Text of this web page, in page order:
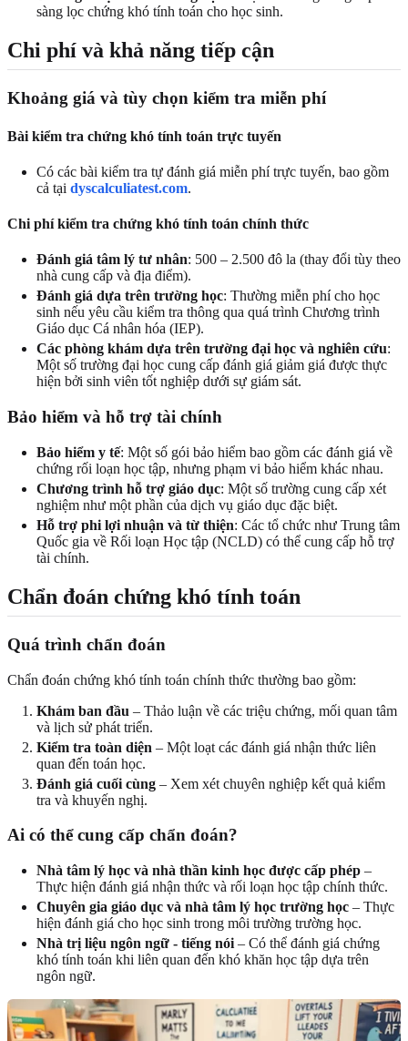
sàng lọc chứng khó tính toán cho học sinh.
Chi phí và khả năng tiếp cận
Khoảng giá và tùy chọn kiểm tra miễn phí
Bài kiểm tra chứng khó tính toán trực tuyến
Có các bài kiểm tra tự đánh giá miễn phí trực tuyến, bao gồm
cả tại dyscalculiatest.com.
Chi phí kiểm tra chứng khó tính toán chính thức
Đánh giá tâm lý tư nhân: 500 – 2.500 đô la (thay đổi tùy theo
nhà cung cấp và địa điểm).
Đánh giá dựa trên trường học: Thường miễn phí cho học
sinh nếu yêu cầu kiểm tra thông qua quá trình Chương trình
Giáo dục Cá nhân hóa (IEP).
Các phòng khám dựa trên trường đại học và nghiên cứu:
Một số trường đại học cung cấp đánh giá giảm giá được thực
hiện bởi sinh viên tốt nghiệp dưới sự giám sát.
Bảo hiểm và hỗ trợ tài chính
Bảo hiểm y tế: Một số gói bảo hiểm bao gồm các đánh giá về
chứng rối loạn học tập, nhưng phạm vi bảo hiểm khác nhau.
Chương trình hỗ trợ giáo dục: Một số trường cung cấp xét
nghiệm như một phần của dịch vụ giáo dục đặc biệt.
Hỗ trợ phi lợi nhuận và từ thiện: Các tổ chức như Trung tâm
Quốc gia về Rối loạn Học tập (NCLD) có thể cung cấp hỗ trợ
tài chính.
Chẩn đoán chứng khó tính toán
Quá trình chẩn đoán
Chẩn đoán chứng khó tính toán chính thức thường bao gồm:
Khám ban đầu – Thảo luận về các triệu chứng, mối quan tâm
và lịch sử phát triển.
Kiểm tra toàn diện – Một loạt các đánh giá nhận thức liên
quan đến toán học.
Đánh giá cuối cùng – Xem xét chuyên nghiệp kết quả kiểm
tra và khuyến nghị.
Ai có thể cung cấp chẩn đoán?
Nhà tâm lý học và nhà thần kinh học được cấp phép –
Thực hiện đánh giá nhận thức và rối loạn học tập chính thức.
Chuyên gia giáo dục và nhà tâm lý học trường học – Thực
hiện đánh giá cho học sinh trong môi trường trường học.
Nhà trị liệu ngôn ngữ - tiếng nói – Có thể đánh giá chứng
khó tính toán khi liên quan đến khó khăn học tập dựa trên
ngôn ngữ.